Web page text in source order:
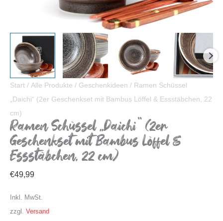
Start / Alle Produkte / Geschenkideen / Ramen Schüssel
„Daichi“ (2er Geschenkset mit Bambus Löffel & Essstäbchen, 22
cm)
Ramen Schüssel „Daichi“ (2er
Geschenkset mit Bambus Löffel &
Essstäbchen, 22 cm)
€49,99
Inkl. MwSt.
zzgl. Versand